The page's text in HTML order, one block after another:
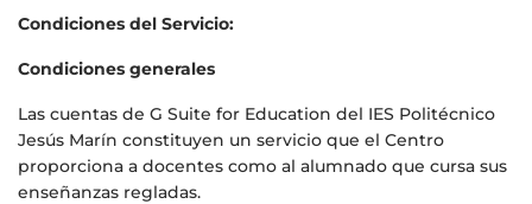
Condiciones del Servicio:
Condiciones generales
Las cuentas de G Suite for Education del IES Politécnico
Jesús Marín constituyen un servicio que el Centro
proporciona a docentes como al alumnado que cursa sus
enseñanzas regladas.